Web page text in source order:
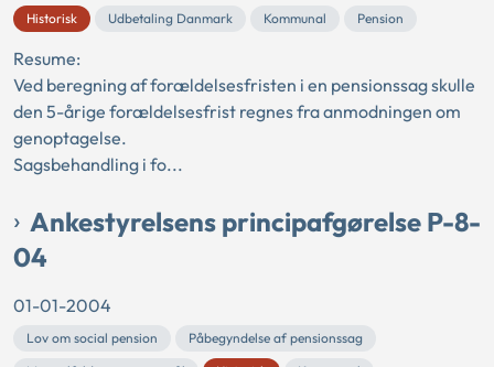
Historisk
Udbetaling Danmark Kommunal Pension
Resume:
Ved beregning af forældelsesfristen i en pensionssag skulle
den 5-årige forældelsesfrist regnes fra anmodningen om
genoptagelse.
Sagsbehandling i fo...
Ankestyrelsens principafgørelse P-8-
04
01-01-2004
Lov om social pension
Påbegyndelse af pensionssag